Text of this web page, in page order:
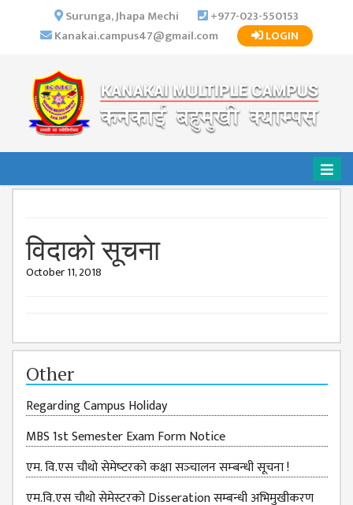
ABOUT US
INSTITUTIONAL
OVERVIEW
VISION MISSION
OBJECTIVES
STRATEGIES
ORGANIZATIONAL
STRUCTURE
ISSUES &
CHALLENGES
KMC SOCIAL
PROGRESS
STRATEGIC PLAN
STATUTE
Surunga, Jhapa Mechi
+977-023-550153
Kanakai.campus47@gmail.com
LOGIN
विदाकाे सूचना
October 11, 2018
Other
Regarding Campus Holiday
MBS 1st Semester Exam Form Notice
एम. वि.एस चौथो सेमेष्‍टरको कक्षा सञ्‍चालन सम्‍बन्‍धी सूचना !
एम.वि.एस चौथो सेमेस्टरको Disseration सम्बन्धी अभिमुखीकरण